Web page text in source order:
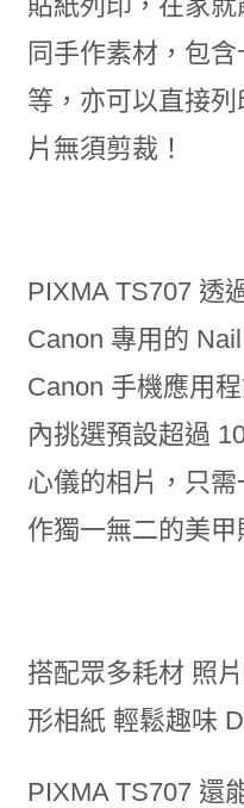
同手作素材，包
等，亦可以直接
片無須剪裁！
PIXMA TS707 透
Canon 專用的
Canon 手機應用
內挑選預設超過
心儀的相片，只
作獨一無二的美甲
搭配眾多耗材 照
形相紙 輕鬆趣味
PIXMA TS707 還